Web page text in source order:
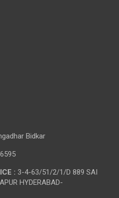
Bidkar
: 3-4-63/51/2/1/D 889 SAI
HYDERABAD-